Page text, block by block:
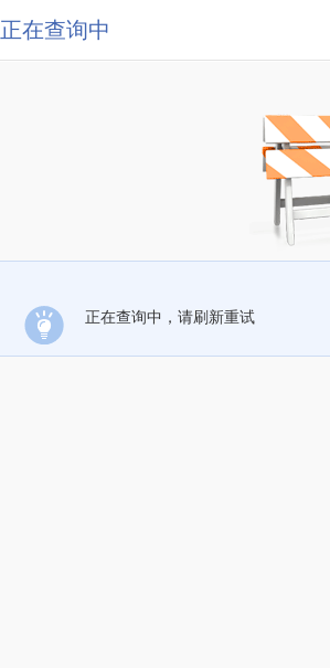
正在查询中
正在查询中，请刷新重试